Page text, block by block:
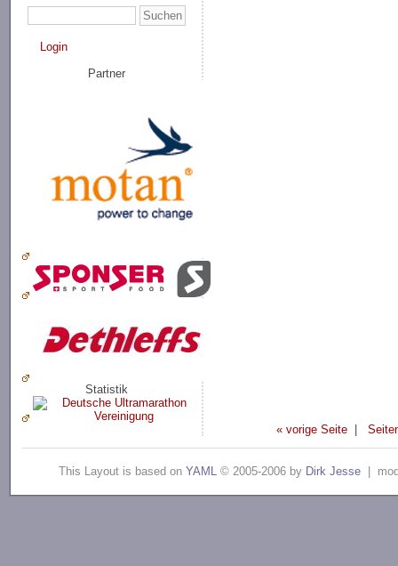
Login
Partner
Statistik
« vorige Seite |
This Layout is based on YAML © 2005-2006 by Dirk Jesse |